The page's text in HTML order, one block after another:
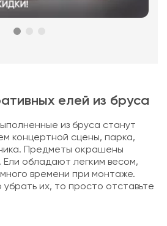
елей из бруса
из бруса станут
концертной сцены, парка,
Предметы окрашены
Ели обладают легким весом,
времени при монтаже.
убрать их, то просто отставьте